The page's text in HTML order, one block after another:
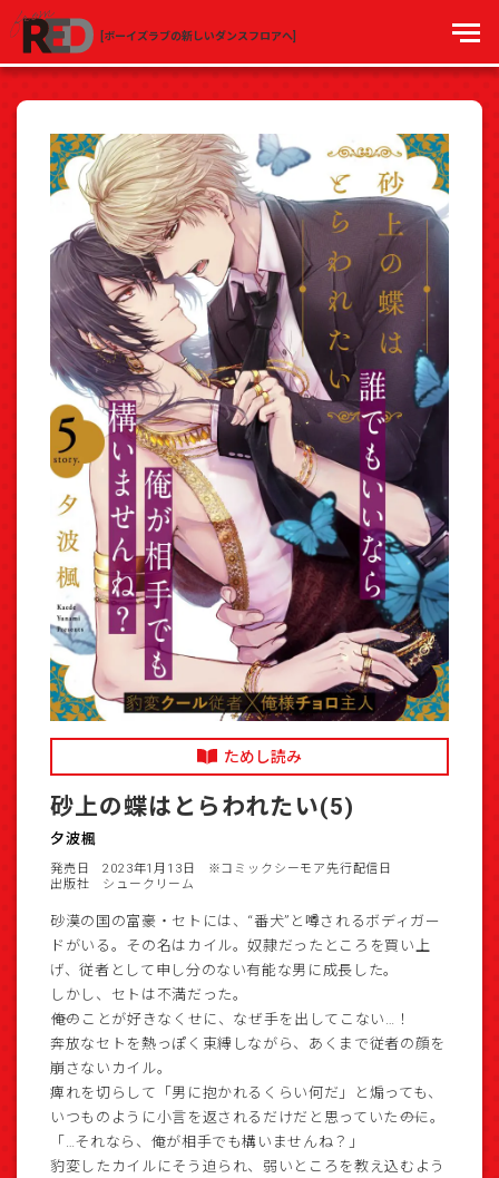
[ボーイズラブの新しいダンスフロアへ]
ためし読み
砂上の蝶はとらわれたい(5)
夕波楓
発売日 2023年1月13日
※コミックシーモア先行配信日
出版社 シュークリーム
砂漠の国の富豪・セトには、“番犬”と噂されるボディガー
ドがいる。その名はカイル。奴隷だったところを買い上
げ、従者として申し分のない有能な男に成長した。
しかし、セトは不満だった。
――俺のことが好きなくせに、なぜ手を出してこない…！
奔放なセトを熱っぽく束縛しながら、あくまで従者の顔を
崩さないカイル。
痺れを切らして「男に抱かれるくらい何だ」と煽っても、
いつものように小言を返されるだけだと思っていた――のに。
「…それなら、俺が相手でも構いませんね？」
豹変したカイルにそう迫られ、弱いところを教え込むよう